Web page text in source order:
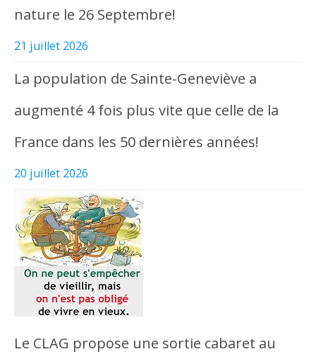
nature le 26 Septembre!
21 juillet 2026
La population de Sainte-Geneviève a
augmenté 4 fois plus vite que celle de la
France dans les 50 dernières années!
20 juillet 2026
Le CLAG propose une sortie cabaret au